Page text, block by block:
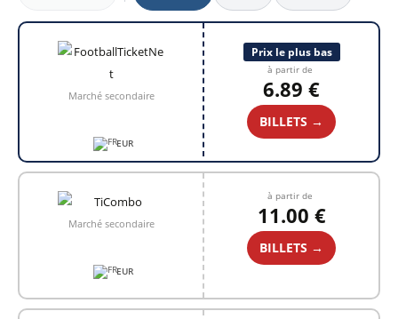
4 résultats
Marché secondaire
EUR
Prix le plus bas
à partir de
6.89 €
BILLETS →
Marché secondaire
EUR
à partir de
11.00 €
BILLETS →